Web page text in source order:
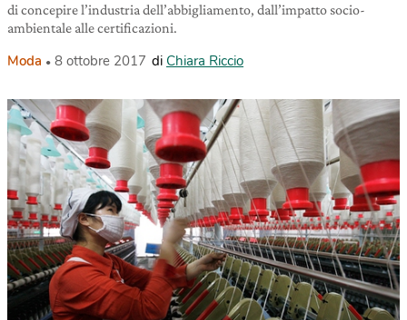
di concepire l’industria dell’abbigliamento, dall’impatto socio-
ambientale alle certificazioni.
Moda 8 ottobre 2017 di Chiara Riccio